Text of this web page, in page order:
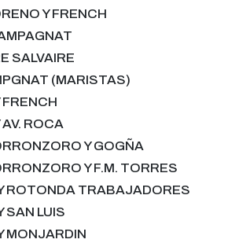
Y FRENCH
SALVAIRE
(MARISTAS)
. ROCA
Y GOGÑA
Y F.M. TORRES
ROTONDA TRABAJADORES
SAN LUIS
MONJARDIN